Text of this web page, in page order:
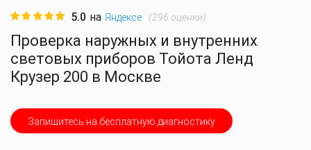
Проверка наружных и внутренних
световых приборов Тойота Ленд
Крузер 200 в Москве
5.0 на Яндексе (296 оценки)
Запишитесь на бесплатную диагностику